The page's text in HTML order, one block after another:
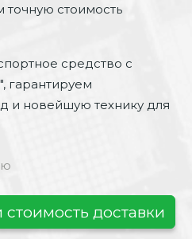
стоимость
средство с
гарантируем
и новейшую технику для
доставки